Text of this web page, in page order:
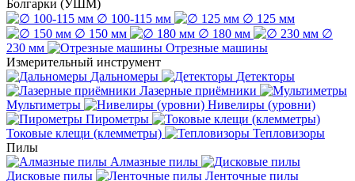
Болгарки (УШМ)
∅ 100-115 мм
∅ 125 мм
∅ 150 мм
∅ 180 мм
∅
230 мм
Отрезные машины
Измерительный инструмент
Дальномеры
Детекторы
Лазерные приёмники
Мультиметры
Нивелиры (уровни)
Пирометры
Токовые клещи (клемметры)
Тепловизоры
Пилы
Алмазные пилы
Дисковые пилы
Ленточные пилы